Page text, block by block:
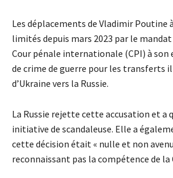
Les déplacements de Vladimir Poutine
limités depuis mars 2023 par le
Cour pénale internationale (CPI) à son
de crime de guerre pour les transferts
d’Ukraine vers la Russie.
La Russie rejette cette accusation et a
initiative de scandaleuse. Elle a
cette décision était « nulle et non
reconnaissant pas la compétence de la